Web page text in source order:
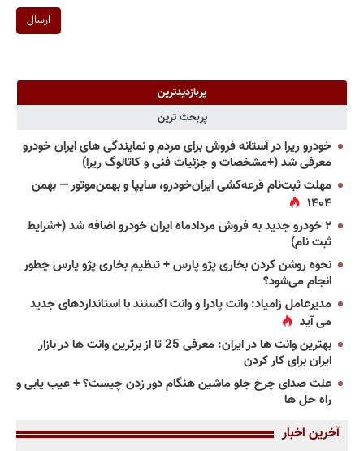
ارسال
پربازدیدترین
پربحث ترین
خودرو ریرا در آستانه فروش برای مردم و نمایندگی های ایران خودرو
معرفی شد (+مشخصات و جزئیات فنی و کاتالوگ ریرا)
مهلت ثبت‌نام قرعه‌کشی ایران‌خودرو، سایپا و بهمن‌موتور — بهمن
۱۴۰۴
۲ خودرو جدید به فروش مردادماه ایران خودرو اضافه شد (+شرایط
ثبت نام)
نحوه روشن کردن بخاری پژو پارس + تنظیم بخاری پژو پارس چطور
انجام می‌شود؟
مدیرعامل زامیاد: وانت پادرا و وانت اکستند با استانداردهای جدید
می آید
بهترین وانت ها در ایران: معرفی 25 تا از برترین وانت ها در بازار
ایران برای کار کردن
علت صدای چرخ جلو ماشین هنگام دور زدن چیست؟ + عیب یابی و
راه حل ها
آخرین اخبار